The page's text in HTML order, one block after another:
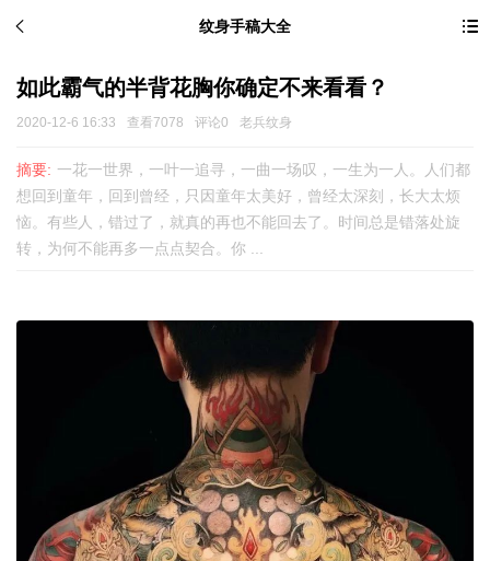
纹身手稿大全
如此霸气的半背花胸你确定不来看看？
2020-12-6 16:33 查看7078 评论0 老兵纹身
摘要: 一花一世界，一叶一追寻，一曲一场叹，一生为一人。人们都
想回到童年，回到曾经，只因童年太美好，曾经太深刻，长大太烦
恼。有些人，错过了，就真的再也不能回去了。时间总是错落处旋
转，为何不能再多一点点契合。你 ...